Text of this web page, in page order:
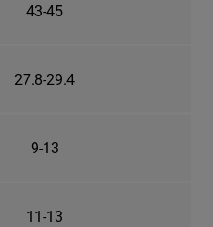
43-45
27.8-29.4
9-13
11-13